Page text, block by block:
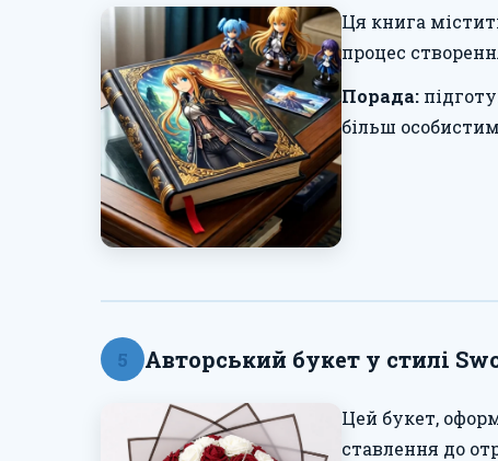
Ця книга
процес
Порада:
більш
5 Авторський букет у стилі
Цей букет,
ставлення до